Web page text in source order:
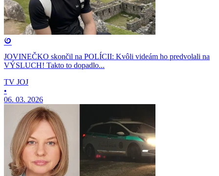
JOVINEČKO skončil na POLÍCII: Kvôli videám ho predvolali na
VÝSLUCH! Takto to dopadlo...
TV JOJ
•
06. 03. 2026